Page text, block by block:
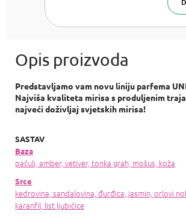
Predstavljamo vam novu liniju parfema
Najviša kvaliteta mirisa s produljenim
najveći doživljaj svjetskih mirisa!
SASTAV
Baza
pačuli, amber, vetiver, tonka grah, mošus, koža
Srce
kedrovina, sandalovina, đurđica, jasmin, orlovi
karanfil, list ljubičice